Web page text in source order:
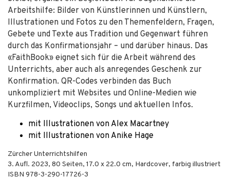
Arbeitshilfe: Bilder von Künstlerinnen und Künstlern,
Illustrationen und Fotos zu den Themenfeldern, Fragen,
Gebete und Texte aus Tradition und Gegenwart führen
durch das Konfirmationsjahr – und darüber hinaus. Das
«FaithBook» eignet sich für die Arbeit während des
Unterrichts, aber auch als anregendes Geschenk zur
Konfirmation. QR-Codes verbinden das Buch
unkompliziert mit Websites und Online-Medien wie
Kurzfilmen, Videoclips, Songs und aktuellen Infos.
mit Illustrationen von Alex Macartney
mit Illustrationen von Anike Hage
Zürcher Unterrichtshilfen
3. Aufl. 2023, 80 Seiten, 17.0 x 22.0 cm, Hardcover, farbig illustriert
ISBN 978-3-290-17726-3